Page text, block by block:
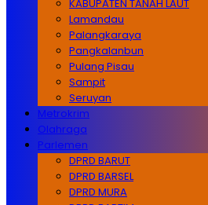
KABUPATEN TANAH LAUT
Lamandau
Palangkaraya
Pangkalanbun
Pulang Pisau
Sampit
Seruyan
Metrokrim
Olahraga
Parlemen
DPRD BARUT
DPRD BARSEL
DPRD MURA